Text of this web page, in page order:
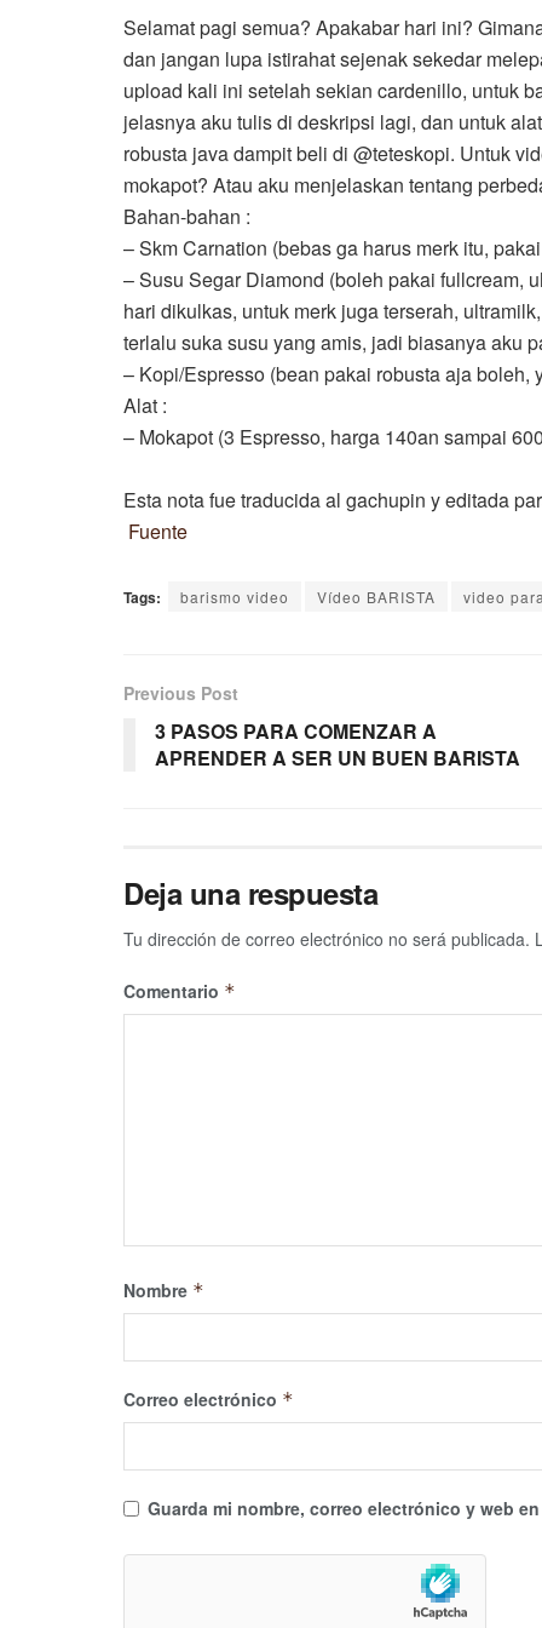
Selamat pagi semua? Apakabar hari ini?
dan jangan lupa istirahat sejenak sekedar
upload kali ini setelah sekian cardenillo, untuk
jelasnya aku tulis di deskripsi lagi, dan untuk
robusta java dampit beli di @teteskopi. Untuk
mokapot? Atau aku menjelaskan tentang
Bahan-bahan :
– Skm Carnation (bebas ga harus merk itu,
– Susu Segar Diamond (boleh pakai fullcream,
hari dikulkas, untuk merk juga terserah,
terlalu suka susu yang amis, jadi biasanya aku
– Kopi/Espresso (bean pakai robusta aja
Alat :
– Mokapot (3 Espresso, harga 140an sampai
Esta nota fue traducida al gachupin y editada
Fuente
Tags: barismo video Vídeo BARISTA video
Previous Post
3 PASOS PARA COMENZAR A
APRENDER A SER UN BUEN BARISTA
Deja una respuesta
Tu dirección de correo electrónico no será publicada.
Comentario *
Nombre *
Correo electrónico *
Guarda mi nombre, correo electrónico y web